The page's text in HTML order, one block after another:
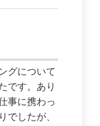
グについて
です。あり
事に携わっ
でしたが、